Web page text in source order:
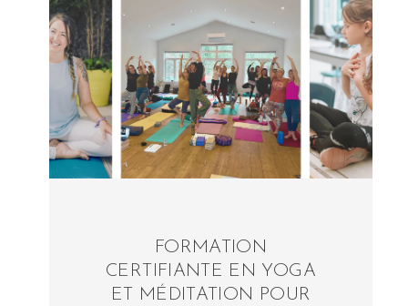
FORMATION
CERTIFIANTE EN YOGA
ET MÉDITATION POUR